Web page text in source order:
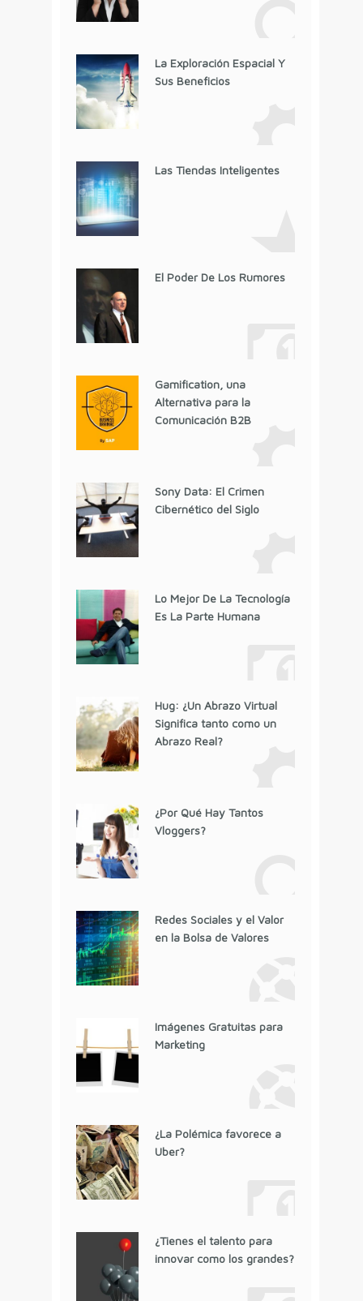
La Exploración Espacial Y
Sus Beneficios
Las Tiendas Inteligentes
El Poder De Los Rumores
Gamification, una
Alternativa para la
Comunicación B2B
Sony Data: El Crimen
Cibernético del Siglo
Lo Mejor De La Tecnología
Es La Parte Humana
Hug: ¿Un Abrazo Virtual
Significa tanto como un
Abrazo Real?
¿Por Qué Hay Tantos
Vloggers?
Redes Sociales y el Valor
en la Bolsa de Valores
Imágenes Gratuitas para
Marketing
¿La Polémica favorece a
Uber?
¿Tienes el talento para
innovar como los grandes?